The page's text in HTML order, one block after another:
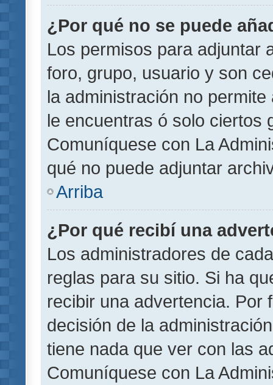
¿Por qué no se puede
Los permisos para adjuntar
foro, grupo, usuario y son
la administración no
le encuentras ó solo ciertos
Comuníquese con La
qué no puede adjuntar
Arriba
¿Por qué recibí una
Los administradores de
reglas para su sitio. Si ha
recibir una advertencia. Por
decisión de la
tiene nada que ver con las
Comuníquese con La